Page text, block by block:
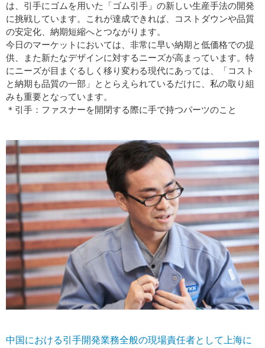
は、引手にゴムを用いた「ゴム引手」の新しい生産手法の開発
に挑戦しています。これが達成できれば、コストダウンや品質
の安定化、納期短縮へとつながります。
今日のマーケットにおいては、非常に早い納期と低価格での提
供、また新たなデザインに対するニーズが高まっています。特
にニーズが目まぐるしく移り変わる現代にあっては、「コスト
と納期も品質の一部」ととらえられているだけに、私の取り組
みも重要となっています。
＊引手：ファスナーを開閉する際に手で持つパーツのこと
中国における引手開発業務全般の現場責任者として上海に